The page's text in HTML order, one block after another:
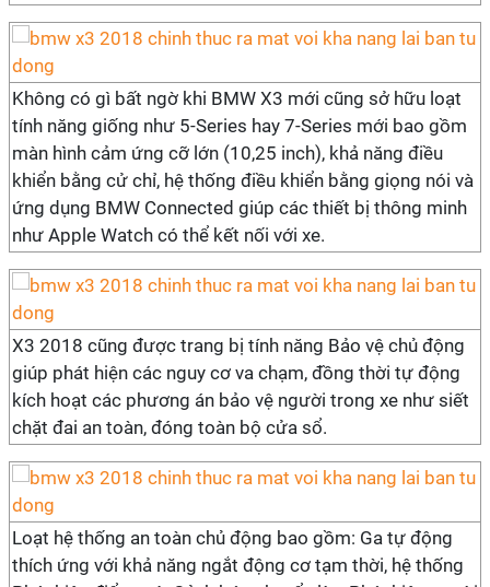
Không có gì bất ngờ khi BMW X3 mới cũng sở hữu loạt
tính năng giống như 5-Series hay 7-Series mới bao gồm
màn hình cảm ứng cỡ lớn (10,25 inch), khả năng điều
khiển bằng cử chỉ, hệ thống điều khiển bằng giọng nói và
ứng dụng BMW Connected giúp các thiết bị thông minh
như Apple Watch có thể kết nối với xe.
X3 2018 cũng được trang bị tính năng Bảo vệ chủ động
giúp phát hiện các nguy cơ va chạm, đồng thời tự động
kích hoạt các phương án bảo vệ người trong xe như siết
chặt đai an toàn, đóng toàn bộ cửa sổ.
Loạt hệ thống an toàn chủ động bao gồm: Ga tự động
thích ứng với khả năng ngắt động cơ tạm thời, hệ thống